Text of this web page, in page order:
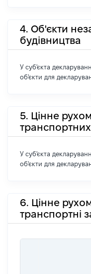
4. Об'єкти
будівництва
У суб'єкта
об'єкти для
5. Цінне
транспортних
У суб'єкта
об'єкти для
6. Цінне
транспортні